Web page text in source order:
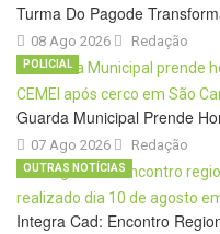
Turma Do Pagode
08 Ago 2026 Redação
Guarda Municipal Prende
07 Ago 2026
POLICIAL
Redação
Integra Cad: Encontro
OUTRAS NOTÍCIAS